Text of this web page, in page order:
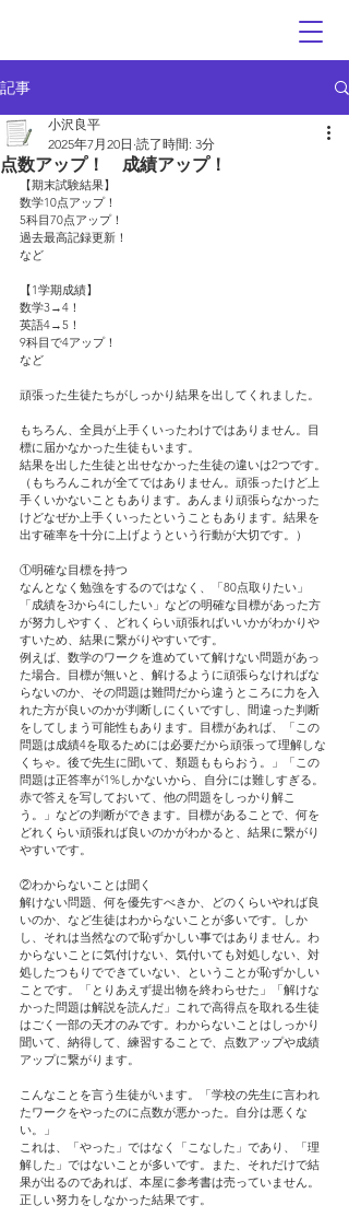
記事
点数アップ！ 成績アップ！
小沢良平
2025年7月20日 読了時間: 3分
【期末試験結果】
数学10点アップ！
5科目70点アップ！
過去最高記録更新！
など
【1学期成績】
数学3→4！
英語4→5！
9科目で4アップ！
など
頑張った生徒たちがしっかり結果を出してくれました。
もちろん、全員が上手くいったわけではありません。目
標に届かなかった生徒もいます。
結果を出した生徒と出せなかった生徒の違いは2つです。
（もちろんこれが全てではありません。頑張ったけど上
手くいかないこともあります。あんまり頑張らなかった
けどなぜか上手くいったということもあります。結果を
出す確率を十分に上げようという行動が大切です。）
①明確な目標を持つ
なんとなく勉強をするのではなく、「80点取りたい」
「成績を3から4にしたい」などの明確な目標があった方
が努力しやすく、どれくらい頑張ればいいかがわかりや
すいため、結果に繋がりやすいです。
例えば、数学のワークを進めていて解けない問題があっ
た場合。目標が無いと、解けるように頑張らなければな
らないのか、その問題は難問だから違うところに力を入
れた方が良いのかが判断しにくいですし、間違った判断
をしてしまう可能性もあります。目標があれば、「この
問題は成績4を取るためには必要だから頑張って理解しな
くちゃ。後で先生に聞いて、類題ももらおう。」「この
問題は正答率が1%しかないから、自分には難しすぎる。
赤で答えを写しておいて、他の問題をしっかり解こ
う。」などの判断ができます。目標があることで、何を
どれくらい頑張れば良いのかがわかると、結果に繋がり
やすいです。
②わからないことは聞く
解けない問題、何を優先すべきか、どのくらいやれば良
いのか、など生徒はわからないことが多いです。しか
し、それは当然なので恥ずかしい事ではありません。わ
からないことに気付けない、気付いても対処しない、対
処したつもりでできていない、ということが恥ずかしい
ことです。「とりあえず提出物を終わらせた」「解けな
かった問題は解説を読んだ」これで高得点を取れる生徒
はごく一部の天才のみです。わからないことはしっかり
聞いて、納得して、練習することで、点数アップや成績
アップに繋がります。
こんなことを言う生徒がいます。「学校の先生に言われ
たワークをやったのに点数が悪かった。自分は悪くな
い。」
これは、「やった」ではなく「こなした」であり、「理
解した」ではないことが多いです。また、それだけで結
果が出るのであれば、本屋に参考書は売っていません。
正しい努力をしなかった結果です。